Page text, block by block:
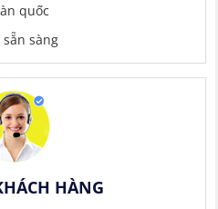
quốc
sàng
HÀNG